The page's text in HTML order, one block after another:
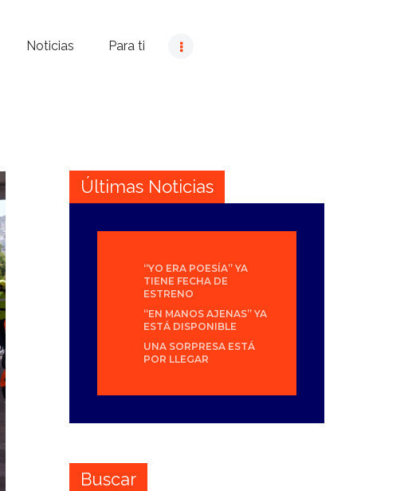
Noticias Para ti
Últimas Noticias
“YO ERA POESÍA” YA
TIENE FECHA DE
ESTRENO
“EN MANOS AJENAS” YA
ESTÁ DISPONIBLE
UNA SORPRESA ESTÁ
POR LLEGAR
Buscar